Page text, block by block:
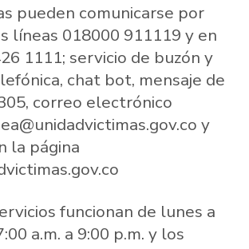
pueden comunicarse por
líneas 018000 911119 y en
1111; servicio de buzón y
chat bot, mensaje de
correo electrónico
y
la página
funcionan de lunes a
a.m. a 9:00 p.m. y los